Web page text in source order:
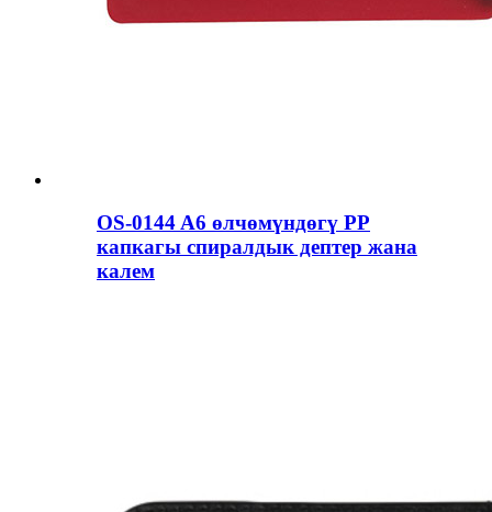
OS-0144 A6 өлчөмүндөгү PP
капкагы спиралдык дептер жана
калем